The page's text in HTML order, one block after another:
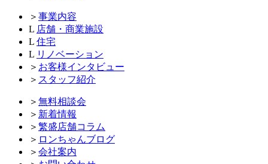
＞ 事業内容
L 店舗・商業施設
L 住宅
L リノベーション
＞ お客様インタビュー
＞ スタッフ紹介
＞ 無料相談会
＞ 新着情報
＞ 繁盛店舗コラム
＞ ロンちゃんブログ
＞ 会社案内